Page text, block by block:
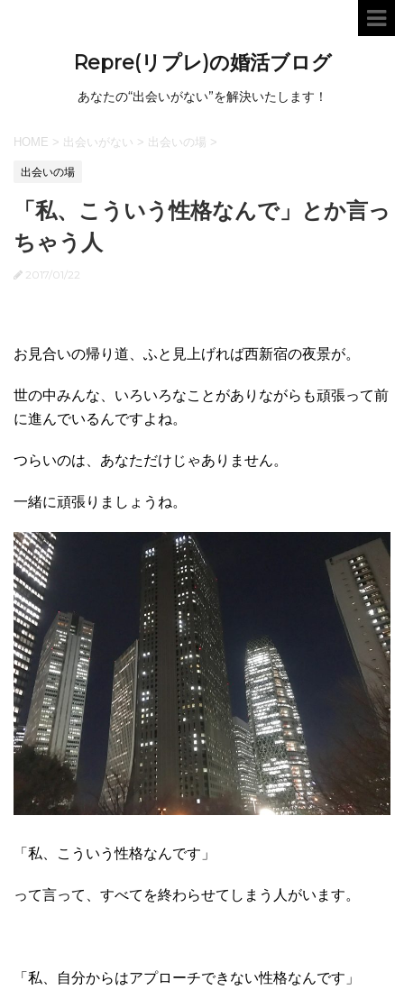
Repre(リプレ)の婚活ブログ
あなたの“出会いがない”を解決いたします！
HOME > 出会いがない > 出会いの場 >
出会いの場
「私、こういう性格なんで」とか言っ
ちゃう人
2017/01/22
お見合いの帰り道、ふと見上げれば西新宿の夜景が。
世の中みんな、いろいろなことがありながらも頑張って前
に進んでいるんですよね。
つらいのは、あなただけじゃありません。
一緒に頑張りましょうね。
「私、こういう性格なんです」
って言って、すべてを終わらせてしまう人がいます。
「私、自分からはアプローチできない性格なんです」